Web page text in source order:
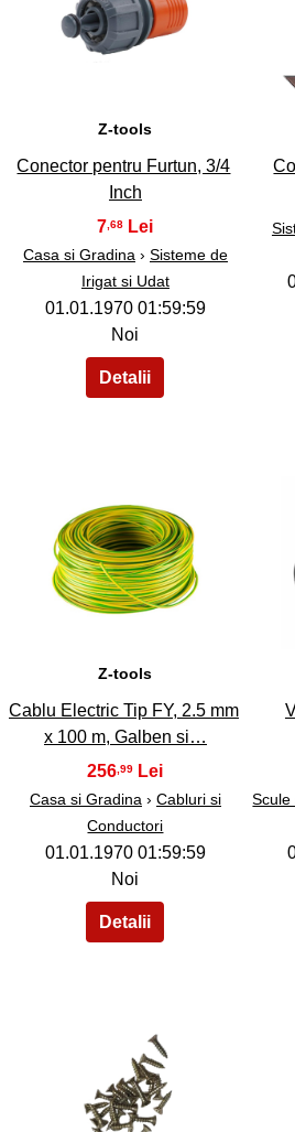
36
Z-tools
Conector pentru Furtun, 3/4
Inch
7 ,68
Casa si Gradina› Sisteme de
Irigat si Udat
01.01.1970 01:59:59
Noi
38
Z-tools
Cablu Electric Tip FY, 2.5 mm
x 100 m, Galben si…
256 ,99
Casa si Gradina › Cabluri si
Conductori
01.01.1970 01:59:59
Noi
Scule
40